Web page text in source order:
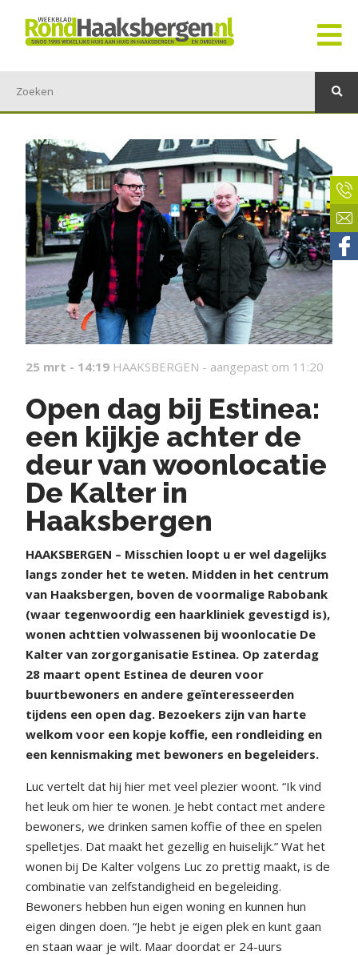
25 mrt - 14:19 HAAKSBERGEN - aangepast om 11:20
Open dag bij Estinea:
een kijkje achter de
deur van woonlocatie
De Kalter in
Haaksbergen
HAAKSBERGEN – Misschien loopt u er wel dagelijks
langs zonder het te weten. Midden in het centrum
van Haaksbergen, boven de voormalige Rabobank
(waar tegenwoordig een haarkliniek gevestigd is),
wonen achttien volwassenen bij woonlocatie De
Kalter van zorgorganisatie Estinea. Op zaterdag
28 maart opent Estinea de deuren voor
buurtbewoners en andere geïnteresseerden
tijdens een open dag. Bezoekers zijn van harte
welkom voor een kopje koffie, een rondleiding en
een kennismaking met bewoners en begeleiders.
Luc vertelt dat hij hier met veel plezier woont. “Ik vind
het leuk om hier te wonen. Je hebt contact met andere
bewoners, we drinken samen koffie of thee en spelen
spelletjes. Dat maakt het gezellig en huiselijk.” Wat het
wonen bij De Kalter volgens Luc zo prettig maakt, is de
combinatie van zelfstandigheid en begeleiding.
Bewoners hebben hun eigen woning en kunnen hun
eigen dingen doen. “Je hebt je eigen plek en kunt gaan
en staan waar je wilt. Maar doordat er 24-uurs